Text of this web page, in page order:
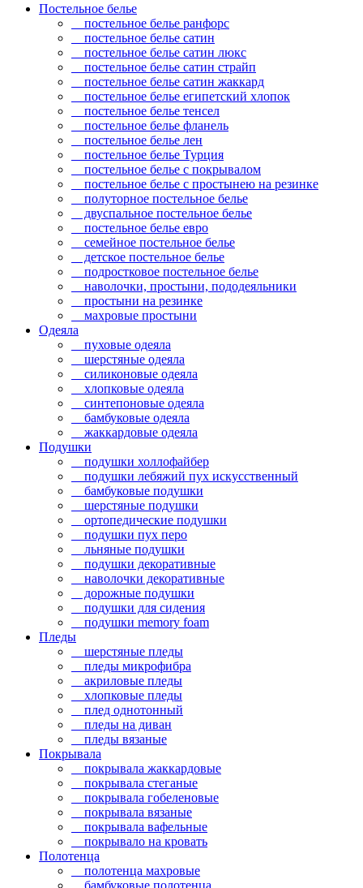
Постельное белье
постельное белье ранфорс
постельное белье сатин
постельное белье сатин люкс
постельное белье сатин страйп
постельное белье сатин жаккард
постельное белье египетский хлопок
постельное белье тенсел
постельное белье фланель
постельное белье лен
постельное белье Турция
постельное белье с покрывалом
постельное белье с простынею на резинке
полуторное постельное белье
двуспальное постельное белье
постельное белье евро
семейное постельное белье
детское постельное белье
подростковое постельное белье
наволочки, простыни, пододеяльники
простыни на резинке
махровые простыни
Одеяла
пуховые одеяла
шерстяные одеяла
силиконовые одеяла
хлопковые одеяла
синтепоновые одеяла
бамбуковые одеяла
жаккардовые одеяла
Подушки
подушки холлофайбер
подушки лебяжий пух искусственный
бамбуковые подушки
шерстяные подушки
ортопедические подушки
подушки пух перо
льняные подушки
подушки декоративные
наволочки декоративные
дорожные подушки
подушки для сидения
подушки memory foam
Пледы
шерстяные пледы
пледы микрофибра
акриловые пледы
хлопковые пледы
плед однотонный
пледы на диван
пледы вязаные
Покрывала
покрывала жаккардовые
покрывала стеганые
покрывала гобеленовые
покрывала вязаные
покрывала вафельные
покрывало на кровать
Полотенца
полотенца махровые
бамбуковые полотенца